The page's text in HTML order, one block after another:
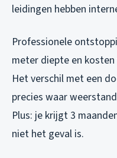
leidingen hebben
Professionele
meter diepte en kosten
Het verschil met een
precies waar
Plus: je krijgt 3
niet het geval is.